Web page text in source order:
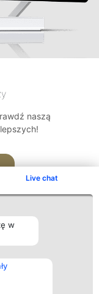
Live chat
w
naszą
Kontakt
Kontakt